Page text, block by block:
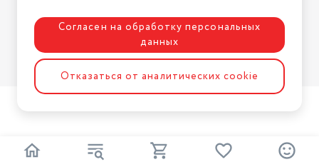
Разработка сайтаASTDESIGN
Согласен на обработку персональных
данных
Отказаться от аналитических cookie